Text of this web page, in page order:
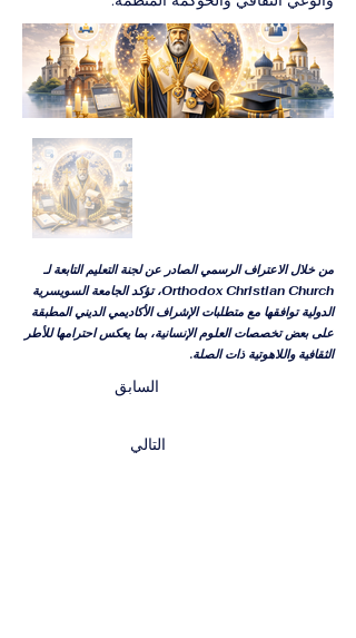
من خلال الاعتراف الرسمي الصادر عن لجنة التعليم التابعة لـ
Orthodox Christian Church، تؤكد الجامعة السويسرية
الدولية توافقها مع متطلبات الإشراف الأكاديمي الديني المطبقة
على بعض تخصصات العلوم الإنسانية، بما يعكس احترامها للأطر
الثقافية واللاهوتية ذات الصلة.
السابق
التالي